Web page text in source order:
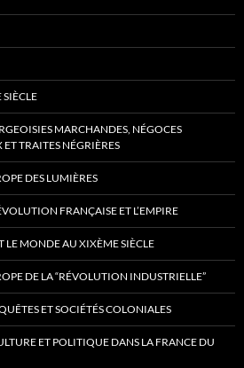
MARCHANDES, NÉGOCES
TRAITES NÉGRIÈRES
DES LUMIÈRES
FRANÇAISE ET L’EMPIRE
LE MONDE AU XIXÈME SIÈCLE
DE LA “RÉVOLUTION INDUSTRIELLE”
ET SOCIÉTÉS COLONIALES
ET POLITIQUE DANS LA FRANCE DU